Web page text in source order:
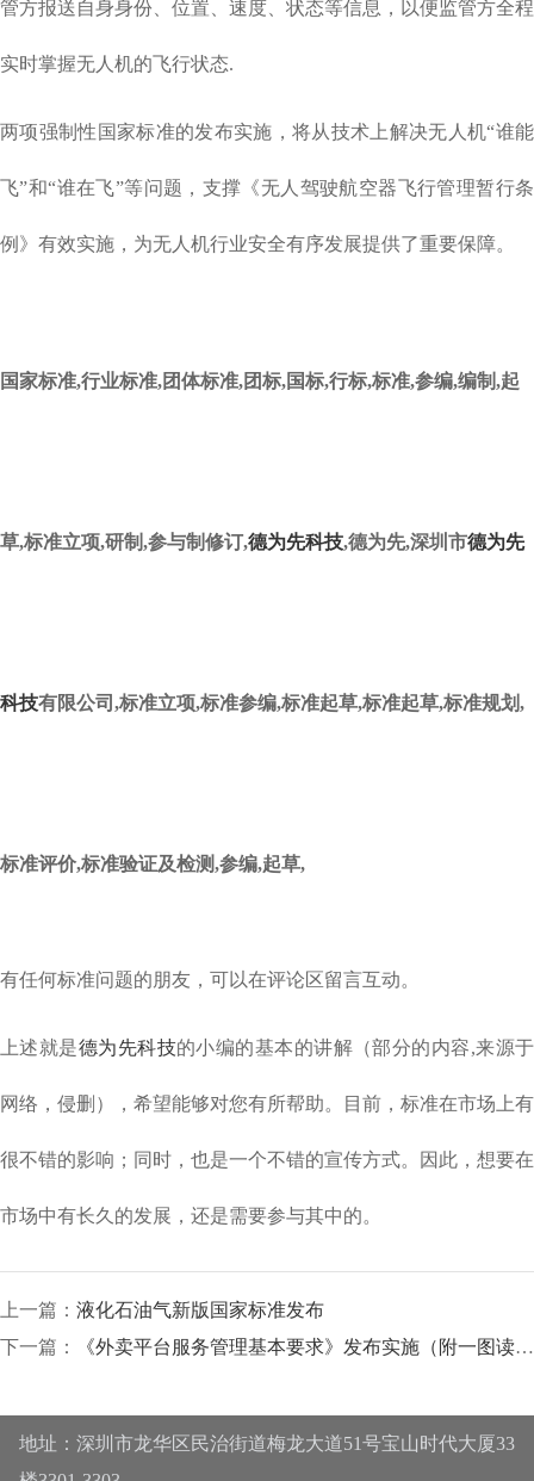
管方报送自身身份、位置、速度、状态等信息，以便监管方全程
实时掌握无人机的飞行状态.
两项强制性国家标准的发布实施，将从技术上解决无人机“谁能
飞”和“谁在飞”等问题，支撑《无人驾驶航空器飞行管理暂行条
例》有效实施，为无人机行业安全有序发展提供了重要保障。
国家标准,行业标准,团体标准,团标,国标,行标,标准,参编,编制,起
草,标准立项,研制,参与制修订,德为先科技,德为先,深圳市德为先
科技有限公司,标准立项,标准参编,标准起草,标准起草,标准规划,
标准评价,标准验证及检测,参编,起草,
有任何标准问题的朋友，可以在评论区留言互动。
上述就是德为先科技的小编的基本的讲解（部分的内容,来源于
网络，侵删），希望能够对您有所帮助。目前，标准在市场上有
很不错的影响；同时，也是一个不错的宣传方式。因此，想要在
市场中有长久的发展，还是需要参与其中的。
上一篇： 液化石油气新版国家标准发布
下一篇：
《外卖平台服务管理基本要求》发布实施（附一图读懂）
地址：深圳市龙华区民治街道梅龙大道51号宝山时代大厦33